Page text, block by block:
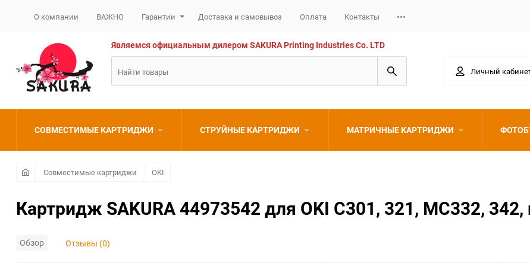
О компании ВАЖНО Гарантии Доставка и самовывоз Оплата Контакты
Являемся официальным дилером SAKURA Printing Industries Co. LTD
Личный
Brother
СОВМЕСТИМЫЕ КАРТРИДЖИ
Canon
СТРУЙНЫЕ КАРТРИДЖИ МАТРИЧНЫЕ КАРТРИДЖИ
Совместимые картриджи OKI
Картридж SAKURA 44973542 для OKI C301, 321, MC332,
Обзор Отзывы (0)